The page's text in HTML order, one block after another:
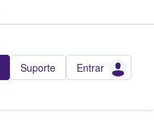
Suporte Entrar